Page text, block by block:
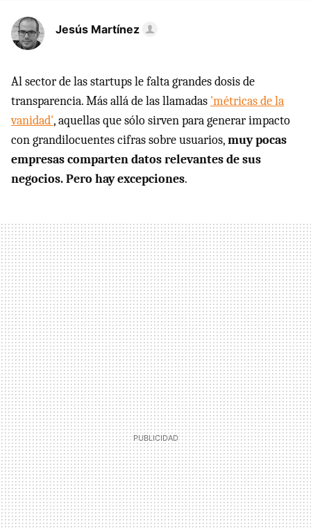
Jesús Martínez
Al sector de las startups le falta grandes dosis de
transparencia. Más allá de las llamadas 'métricas de la
vanidad', aquellas que sólo sirven para generar impacto
con grandilocuentes cifras sobre usuarios,muy pocas
empresas comparten datos relevantes de sus
negocios. Pero hay excepciones.